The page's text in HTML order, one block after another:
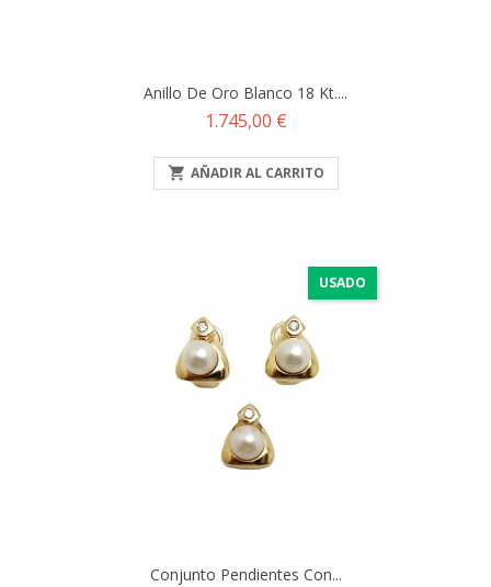
Anillo De Oro Blanco 18 Kt....
Precio
1.745,00 €
 AÑADIR AL CARRITO
USADO
Conjunto Pendientes Con...